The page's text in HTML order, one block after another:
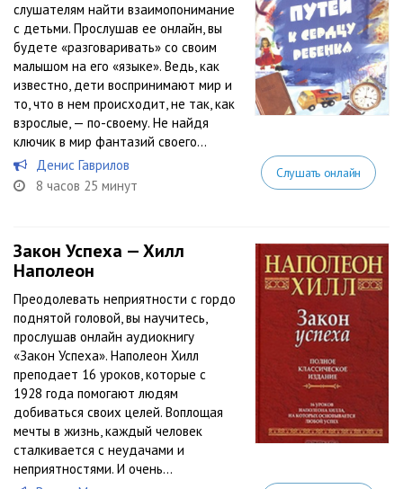
слушателям найти взаимопонимание
с детьми. Прослушав ее онлайн, вы
будете «разговаривать» со своим
малышом на его «языке». Ведь, как
известно, дети воспринимают мир и
то, что в нем происходит, не так, как
взрослые, — по-своему. Не найдя
ключик в мир фантазий своего...
Денис Гаврилов
8 часов 25 минут
Слушать онлайн
Закон Успеха — Хилл
Наполеон
Преодолевать неприятности с гордо
поднятой головой, вы научитесь,
прослушав онлайн аудиокнигу
«Закон Успеха». Наполеон Хилл
преподает 16 уроков, которые с
1928 года помогают людям
добиваться своих целей. Воплощая
мечты в жизнь, каждый человек
сталкивается с неудачами и
неприятностями. И очень...